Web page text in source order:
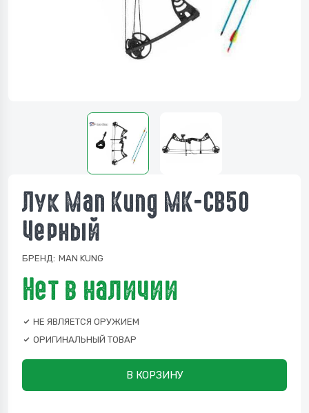
Лук Man Kung МК-CB50
Черный
БРЕНД: MAN KUNG
Нет в наличии
НЕ ЯВЛЯЕТСЯ ОРУЖИЕМ
ОРИГИНАЛЬНЫЙ ТОВАР
В КОРЗИНУ